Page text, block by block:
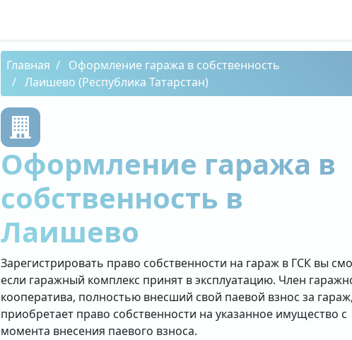
Главная
Оформление гаража в собственность
Лаишево (Республика Татарстан)
Оформление гаража в
собственность в
Лаишево
Зарегистрировать право собственности на гараж в ГСК вы
если гаражный комплекс принят в эксплуатацию. Член
кооператива, полностью внесший свой паевой взнос за гараж,
приобретает право собственности на указанное имущество с
момента внесения паевого взноса.